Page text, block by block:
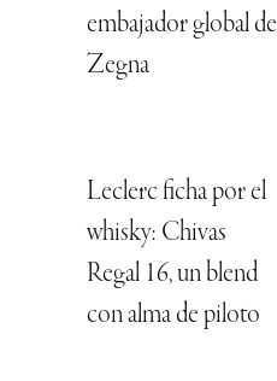
embajador global de
Zegna
Leclerc ficha por el
whisky: Chivas
Regal 16, un blend
con alma de piloto